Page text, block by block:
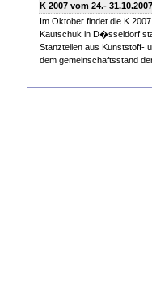
K 2007 vom 24.-
Im Oktober findet die K
Kautschuk in D�sseldorf
Stanzteilen aus Kunststoff-
dem gemeinschaftsstand